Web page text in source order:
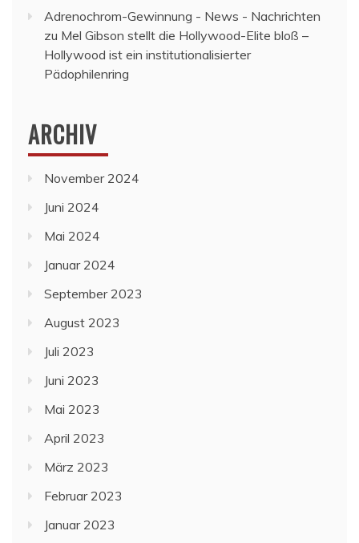
Adrenochrom-Gewinnung - News - Nachrichten
zu Mel Gibson stellt die Hollywood-Elite bloß –
Hollywood ist ein institutionalisierter
Pädophilenring
ARCHIV
November 2024
Juni 2024
Mai 2024
Januar 2024
September 2023
August 2023
Juli 2023
Juni 2023
Mai 2023
April 2023
März 2023
Februar 2023
Januar 2023